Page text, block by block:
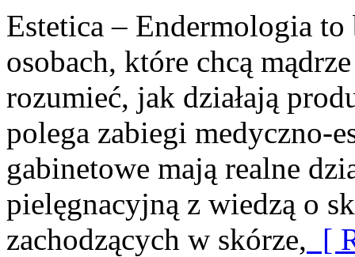
Estetica – Endermologia
osobach, które chcą
rozumieć, jak działają
polega zabiegi medyczno-
gabinetowe mają realne
pielęgnacyjną z wiedzą o
zachodzących w skórze, [